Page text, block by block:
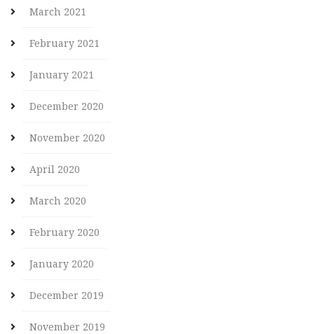
March 2021
February 2021
January 2021
December 2020
November 2020
April 2020
March 2020
February 2020
January 2020
December 2019
November 2019